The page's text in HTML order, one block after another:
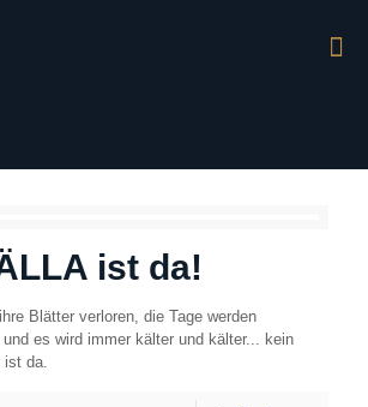
ist da!
Blätter verloren, die Tage werden
es wird immer kälter und kälter... kein
ist da.